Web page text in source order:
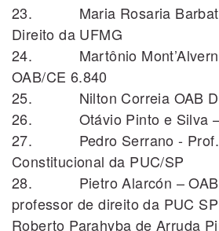
23. Maria Rosaria Barbato
Direito da UFMG
24. Martônio
OAB/CE 6.840
25. Nilton Correia OAB
26. Otávio Pinto e Silva –
27. Pedro Serrano - Prof.
Constitucional da PUC/SP
28. Pietro Alarcón – OAB
professor de direito da
Roberto Parahyba de Arruda